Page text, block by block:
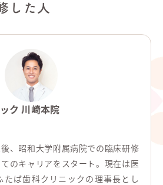
した人
ク 川崎本院
、昭和大学附属病院での臨床研修
のキャリアをスタート。現在は医
たば歯科クリニックの理事長とし